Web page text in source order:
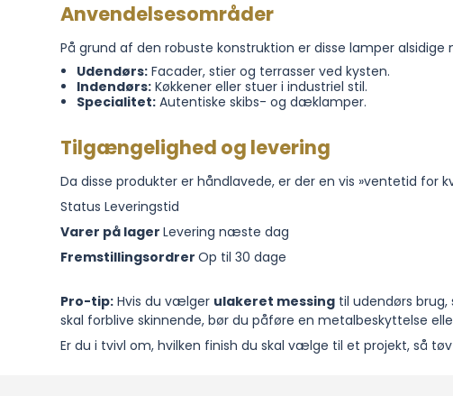
Anvendelsesområder
På grund af den robuste konstruktion er disse lamper
Udendørs:Facader, stier og terrasser ved kysten.
Indendørs:Køkkener eller stuer i industriel stil.
Specialitet:Autentiske skibs- og dæklamper.
Tilgængelighed og levering
Da disse produkter er håndlavede, er der en vis »ventetid for
Status Leveringstid
Varer på lagerLevering næste dag
FremstillingsordrerOp til 30 dage
Pro-tip: Hvis du vælger ulakeret messing til udendørs
skal forblive skinnende, bør du påføre en metalbeskyttelse
Er du i tvivl om, hvilken finish du skal vælge til et projekt, så